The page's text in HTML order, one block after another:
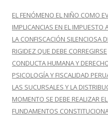
r
:
EL FENÓMENO EL NIÑO COMO
IMPLICANCIAS EN EL IMPUESTO
LA CONFISCACIÓN SILENCIOSA
RIGIDEZ QUE DEBE CORREGIRSE
CONDUCTA HUMANA Y
PSICOLOGÍA Y FISCALIDAD
LAS SUCURSALES Y LA
MOMENTO SE DEBE REALIZAR
FUNDAMENTOS